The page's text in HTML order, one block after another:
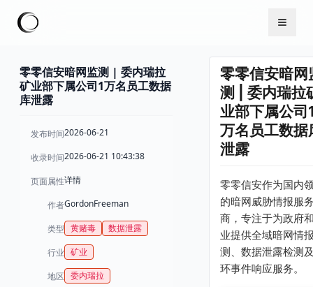
零零信安暗网监测 | 委内瑞拉
矿业部下属公司1万名员工数据
库泄露
发布时间2026-06-21
收录时间2026-06-21 10:43:38
页面属性详情
作者GordonFreeman
类型 黄赌毒 数据泄露
行业 矿业
地区 委内瑞拉
零零信安暗网
测 | 委内瑞拉
业部下属公司
万名员工数据
泄露
零零信安作为国内
的暗网威胁情报服
商，专注于为政府
业提供全域暗网情
测、数据泄露检测
环事件响应服务。